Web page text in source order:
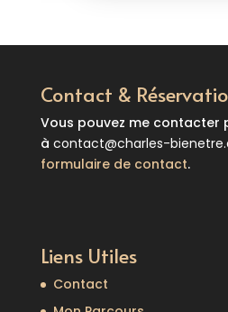
Contact &
Vous pouvez me contacter
à contact@charles-
formulaire de contact.
Liens Utiles
Contact